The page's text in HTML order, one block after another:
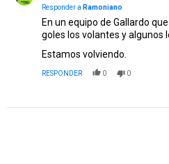
Responder a Ramoniano
En un equipo de Gallardo
goles los volantes y algunos
Estamos volviendo.
RESPONDER 0 0